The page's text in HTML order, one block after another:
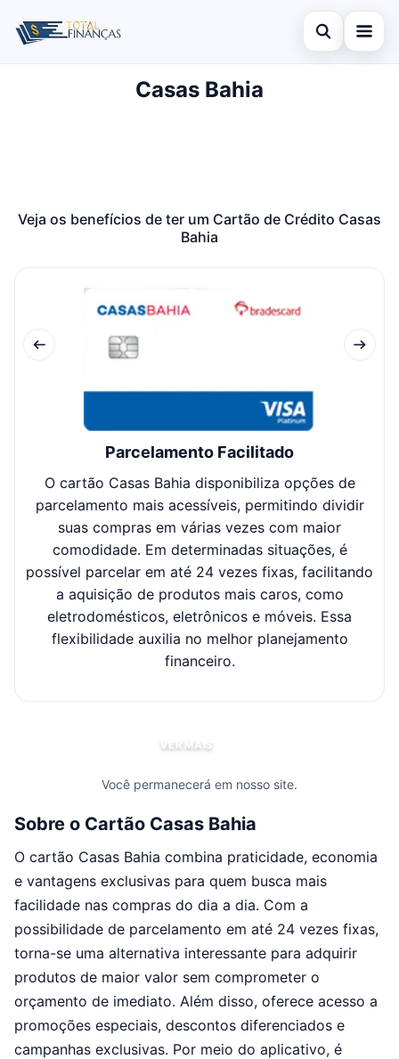
Abrir busca
Casas Bahia
Veja os benefícios de ter um Cartão de Crédito Casas
Bahia
Parcelamento Facilitado
O cartão Casas Bahia disponibiliza opções de
parcelamento mais acessíveis, permitindo dividir
suas compras em várias vezes com maior
comodidade. Em determinadas situações, é
possível parcelar em até 24 vezes fixas, facilitando
a aquisição de produtos mais caros, como
eletrodomésticos, eletrônicos e móveis. Essa
flexibilidade auxilia no melhor planejamento
financeiro.
VER MAIS
Você permanecerá em nosso site.
Sobre o Cartão Casas Bahia
O cartão Casas Bahia combina praticidade, economia
e vantagens exclusivas para quem busca mais
facilidade nas compras do dia a dia. Com a
possibilidade de parcelamento em até 24 vezes fixas,
torna-se uma alternativa interessante para adquirir
produtos de maior valor sem comprometer o
orçamento de imediato. Além disso, oferece acesso a
promoções especiais, descontos diferenciados e
campanhas exclusivas. Por meio do aplicativo, é